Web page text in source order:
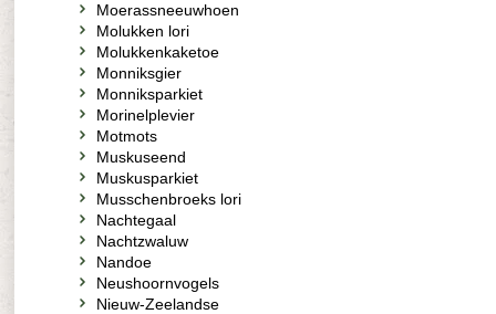
Moerassneeuwhoen
Molukken lori
Molukkenkaketoe
Monniksgier
Monniksparkiet
Morinelplevier
Motmots
Muskuseend
Muskusparkiet
Musschenbroeks lori
Nachtegaal
Nachtzwaluw
Nandoe
Neushoornvogels
Nieuw-Zeelandse